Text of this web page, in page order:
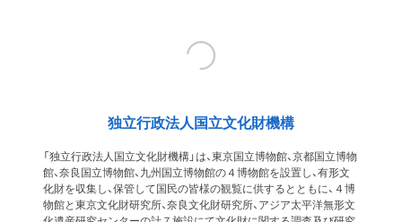
独立行政法人国立文化財機構
「独立行政法人国立文化財機構」は、東京国立博物館、京都国立博物
館、奈良国立博物館、九州国立博物館の４博物館を設置し、有形文
化財を収集し、保管して国民の皆様の観覧に供するとともに、４博
物館と東京文化財研究所、奈良文化財研究所、アジア太平洋無形文